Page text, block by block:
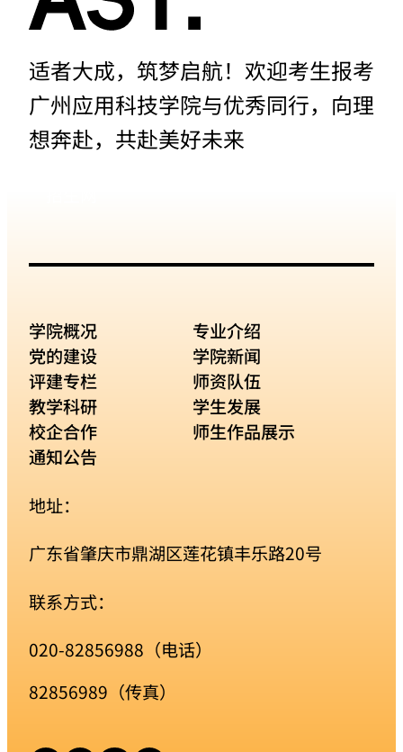
适者大成，筑梦启航！欢迎考生报考
广州应用科技学院与优秀同行，向理
想奔赴，共赴美好未来
地址：
广东省肇庆市鼎湖区莲花镇丰乐路20号
联系方式：
020-82856988（电话）
82856989（传真）
学院概况
专业介绍
党的建设
学院新闻
评建专栏
师资队伍
教学科研
学生发展
校企合作
师生作品展示
通知公告